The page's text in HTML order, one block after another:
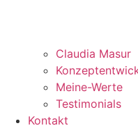
Claudia Masur
Meine-Werte
Testimonials
Kontakt